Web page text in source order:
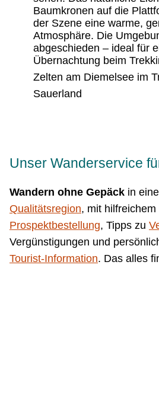
Zelten am Diemelsee im
Sauerland
Unser Wanderservice
Wandern ohne Gepäck in
Qualitätsregion, mit hilfreichem
Prospektbestellung, Tipps zu
Vergünstigungen und
Tourist-Information. Das alles